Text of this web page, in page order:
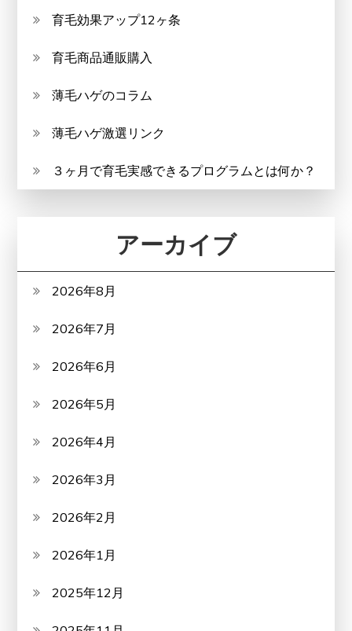
育毛効果アップ12ヶ条
育毛商品通販購入
薄毛ハゲのコラム
薄毛ハゲ激選リンク
３ヶ月で育毛実感できるプログラムとは何か？
アーカイブ
2026年8月
2026年7月
2026年6月
2026年5月
2026年4月
2026年3月
2026年2月
2026年1月
2025年12月